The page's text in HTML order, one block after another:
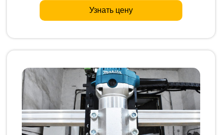
Узнать цену